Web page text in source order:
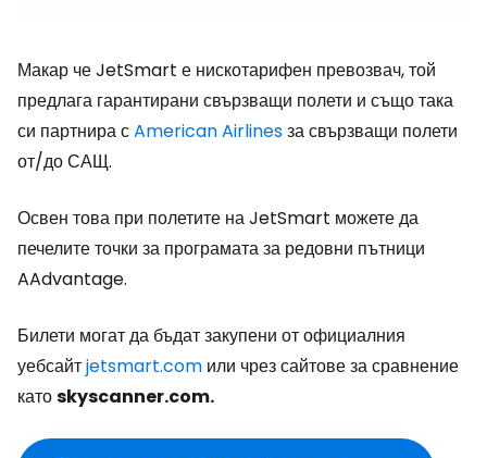
Макар че JetSmart е нискотарифен превозвач, той
предлага гарантирани свързващи полети и също така
си партнира сAmerican Airlinesза свързващи полети
от/до САЩ.
Освен това при полетите на JetSmart можете да
печелите точки за програмата за редовни пътници
AAdvantage.
Билети могат да бъдат закупени от официалния
уебсайтjetsmart.com или чрез сайтове за сравнение
катоskyscanner.com.